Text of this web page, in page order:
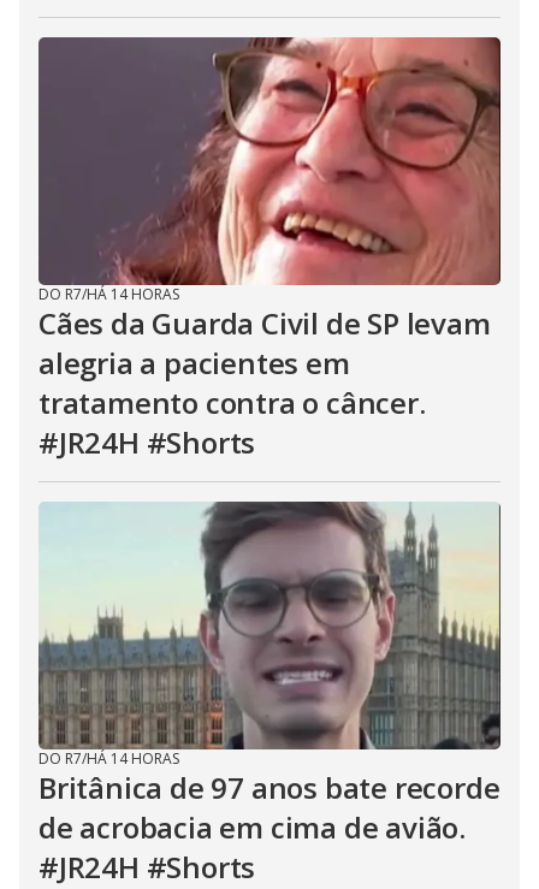
DO R7/HÁ 14 HORAS
Cães da Guarda Civil de SP levam
alegria a pacientes em
tratamento contra o câncer.
#JR24H #Shorts
DO R7/HÁ 14 HORAS
Britânica de 97 anos bate recorde
de acrobacia em cima de avião.
#JR24H #Shorts